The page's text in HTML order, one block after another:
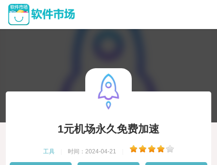
1元机场永久免费加速
工具 时间：2024-04-21